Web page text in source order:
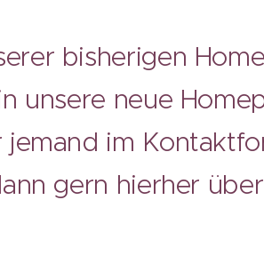
bisherigen
unsere neue
jemand im
gern hierher